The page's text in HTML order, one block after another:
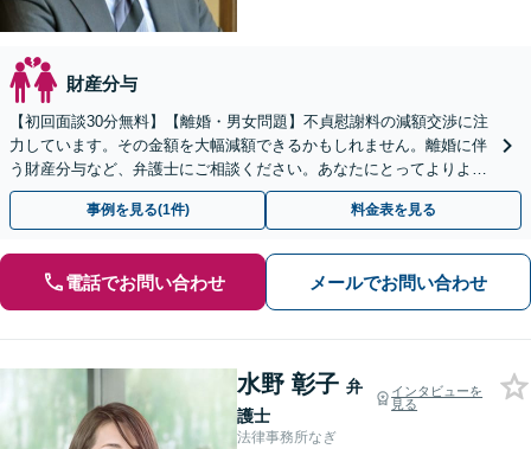
財産分与
【初回面談30分無料】【離婚・男女問題】不貞慰謝料の減額交渉に注
力しています。その金額を大幅減額できるかもしれません。離婚に伴
う財産分与など、弁護士にご相談ください。あなたにとってよりよい
方針をご提案いたします。【土日対応可能】
事例を見る(1件) 料金表を見る
電話でお問い合わせ メールでお問い合わせ
水野 彰子 弁
護士
インタビューを
見る
法律事務所なぎ